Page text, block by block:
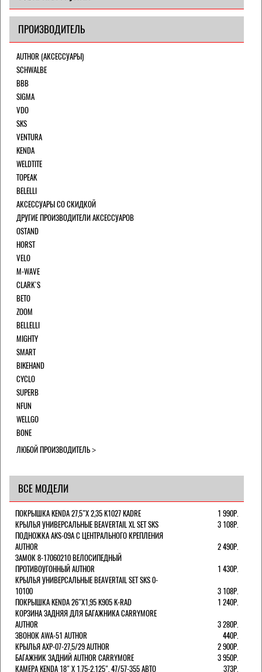
ПРОИЗВОДИТЕЛЬ
AUTHOR (АКСЕССУАРЫ)
SCHWALBE
BBB
SIGMA
VDO
SKS
VENTURA
KENDA
WELDTITE
TOPEAK
BELELLI
АКСЕССУАРЫ СО СКИДКОЙ
ДРУГИЕ ПРОИЗВОДИТЕЛИ АКСЕССУАРОВ
OSTAND
HORST
VELO
M-WAVE
CLARK`S
BETO
ZOOM
BELLELLI
MIGHTY
SMART
BIKEHAND
CYCLO
SUPERB
NFUN
WELLGO
BONE
ЛЮБОЙ ПРОИЗВОДИТЕЛЬ
ВСЕ МОДЕЛИ
ПОКРЫШКА KENDA 27,5"Х 2,35 K1027 KADRE
1 990Р.
КРЫЛЬЯ УНИВЕРСАЛЬНЫЕ BEAVERTAIL XL SET SKS
3 108Р.
ПОДНОЖКА AKS-09A C ЦЕНТРАЛЬНОГО КРЕПЛЕНИЯ
AUTHOR
2 490Р.
ЗАМОК 8-17060210 ВЕЛОСИПЕДНЫЙ
ПРОТИВОУГОННЫЙ AUTHOR
1 430Р.
КРЫЛЬЯ УНИВЕРСАЛЬНЫЕ BEAVERTAIL SET SKS 0-
10100
3 108Р.
ПОКРЫШКА KENDA 26"Х1,95 K905 K-RAD
1 240Р.
КОРЗИНА ЗАДНЯЯ ДЛЯ БАГАЖНИКА CARRYMORE
AUTHOR
3 280Р.
ЗВОНОК AWA-51 AUTHOR
440Р.
КРЫЛЬЯ AXP-07-27,5/29 AUTHOR
2 900Р.
БАГАЖНИК ЗАДНИЙ AUTHOR CARRYMORE
3 950Р.
КАМЕРА KENDA 18" Х 1.75-2.125", 47/57-355 АВТО
373Р.